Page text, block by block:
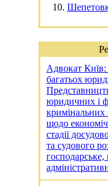
10.
Адвокат
багатьох
юридичних і
щодо
стадії
та судового
господарське,